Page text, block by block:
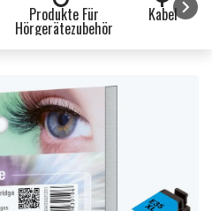
Produkte Für
Hörgerätezubehör
Kabel